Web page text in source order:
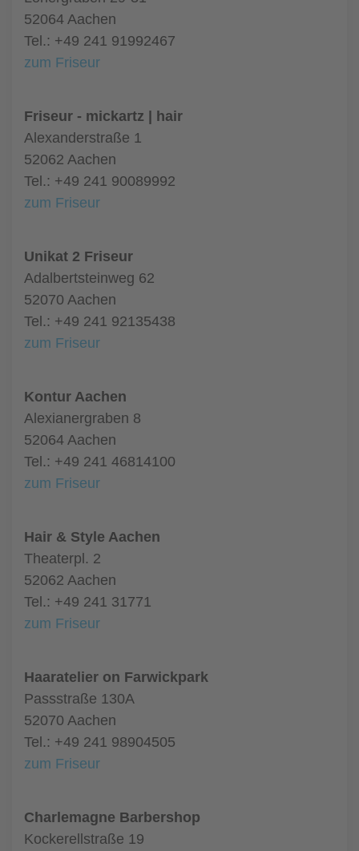
52064 Aachen
Tel.: +49 241 91992467
zum Friseur
Friseur - mickartz | hair
Alexanderstraße 1
52062 Aachen
Tel.: +49 241 90089992
zum Friseur
Unikat 2 Friseur
Adalbertsteinweg 62
52070 Aachen
Tel.: +49 241 92135438
zum Friseur
Kontur Aachen
Alexianergraben 8
52064 Aachen
Tel.: +49 241 46814100
zum Friseur
Hair & Style Aachen
Theaterpl. 2
52062 Aachen
Tel.: +49 241 31771
zum Friseur
Haaratelier on Farwickpark
Passstraße 130A
52070 Aachen
Tel.: +49 241 98904505
zum Friseur
Charlemagne Barbershop
Kockerellstraße 19